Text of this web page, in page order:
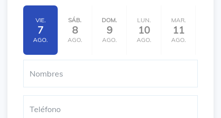
VIE.
7
AGO.
SÁB.
8
AGO.
DOM.
9
AGO.
LUN.
10
AGO.
MAR.
11
AGO.